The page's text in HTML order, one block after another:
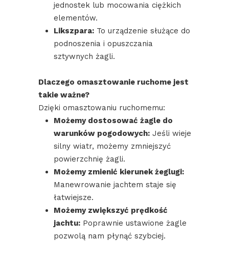
jednostek lub mocowania ciężkich
elementów.
Likszpara: To urządzenie służące do
podnoszenia i opuszczania
sztywnych żagli.
Dlaczego omasztowanie ruchome jest
takie ważne?
Dzięki omasztowaniu ruchomemu:
Możemy dostosować żagle do
warunków pogodowych: Jeśli wieje
silny wiatr, możemy zmniejszyć
powierzchnię żagli.
Możemy zmienić kierunek żeglugi:
Manewrowanie jachtem staje się
łatwiejsze.
Możemy zwiększyć prędkość
jachtu: Poprawnie ustawione żagle
pozwolą nam płynąć szybciej.